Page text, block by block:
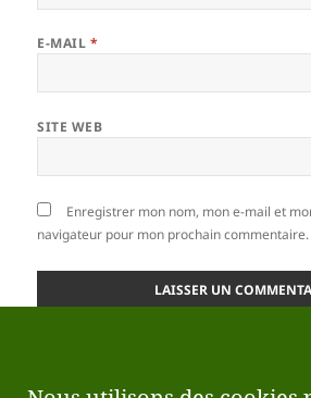
E-MAIL *
SITE WEB
Enregistrer mon nom, mon e-mail et
navigateur pour mon prochain commentaire.